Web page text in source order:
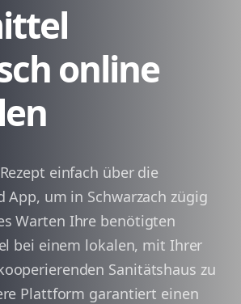
online
einfach über die
App, um in Schwarzach zügig
Warten Ihre benötigten
bei einem lokalen, mit Ihrer
Sanitätshaus zu
Plattform garantiert einen